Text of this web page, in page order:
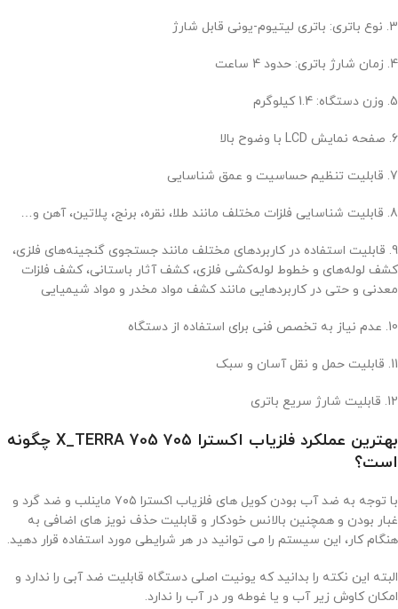
3. نوع باتری: باتری لیتیوم-یونی قابل شارژ
4. زمان شارژ باتری: حدود 4 ساعت
5. وزن دستگاه: 1.4 کیلوگرم
6. صفحه نمایش LCD با وضوح بالا
7. قابلیت تنظیم حساسیت و عمق شناسایی
8. قابلیت شناسایی فلزات مختلف مانند طلا، نقره، برنج، پلاتین، آهن و…
9. قابلیت استفاده در کاربردهای مختلف مانند جستجوی گنجینه‌های فلزی،
کشف لوله‌های و خطوط لوله‌کشی فلزی، کشف آثار باستانی، کشف فلزات
معدنی و حتی در کاربردهایی مانند کشف مواد مخدر و مواد شیمیایی
10. عدم نیاز به تخصص فنی برای استفاده از دستگاه
11. قابلیت حمل و نقل آسان و سبک
12. قابلیت شارژ سریع باتری
بهترین عملکرد فلزیاب اکسترا ۷۰۵ X_TERRA 705 چگونه
است؟
با توجه به ضد آب بودن کویل های فلزیاب اکسترا ۷۰۵ ماینلب و ضد گرد و
غبار بودن و همچنین بالانس خودکار و قابلیت حذف نویز های اضافی به
هنگام کار، این سیستم را می توانید در هر شرایطی مورد استفاده قرار دهید.
البته این نکته را بدانید که یونیت اصلی دستگاه قابلیت ضد آبی را ندارد و
امکان کاوش زیر آب و یا غوطه ور در آب را ندارد.